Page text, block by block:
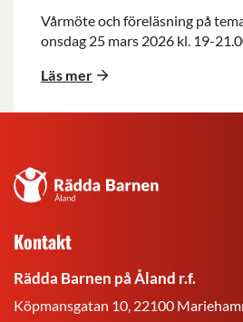
Vårmöte och föreläsning på
onsdag 25 mars 2026 kl. 19-
Läs mer
Kontakt
Rädda Barnen på Åland r.f.
Köpmansgatan 10, 22100